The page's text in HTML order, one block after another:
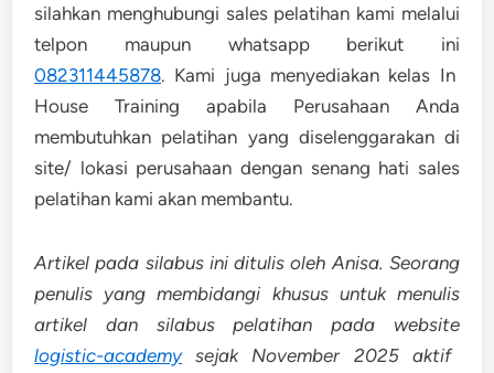
silahkan menghubungi sales pelatihan kami melalui
telpon maupun whatsapp berikut ini
082311445878. Kami juga menyediakan kelas In
House Training apabila Perusahaan Anda
membutuhkan pelatihan yang diselenggarakan di
site/ lokasi perusahaan dengan senang hati sales
pelatihan kami akan membantu.
Artikel pada silabus ini ditulis oleh Anisa. Seorang
penulis yang membidangi khusus untuk menulis
artikel dan silabus pelatihan pada website
logistic-academysejak November 2025 aktif